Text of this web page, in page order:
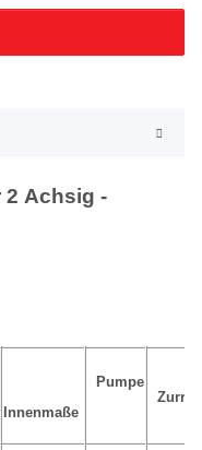
2 Achsig -
Innenmaße
Pumpe